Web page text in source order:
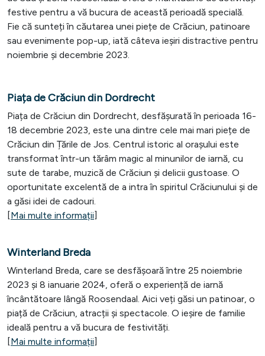
festive pentru a vă bucura de această perioadă specială.
Fie că sunteți în căutarea unei piețe de Crăciun, patinoare
sau evenimente pop-up, iată câteva ieșiri distractive pentru
noiembrie și decembrie 2023.
Piața de Crăciun din Dordrecht
Piața de Crăciun din Dordrecht, desfășurată în perioada 16-
18 decembrie 2023, este una dintre cele mai mari piețe de
Crăciun din Țările de Jos. Centrul istoric al orașului este
transformat într-un tărâm magic al minunilor de iarnă, cu
sute de tarabe, muzică de Crăciun și delicii gustoase. O
oportunitate excelentă de a intra în spiritul Crăciunului și de
a găsi idei de cadouri.
[Mai multe informații]
Winterland Breda
Winterland Breda, care se desfășoară între 25 noiembrie
2023 și 8 ianuarie 2024, oferă o experiență de iarnă
încântătoare lângă Roosendaal. Aici veți găsi un patinoar, o
piață de Crăciun, atracții și spectacole. O ieșire de familie
ideală pentru a vă bucura de festivități.
[Mai multe informații]